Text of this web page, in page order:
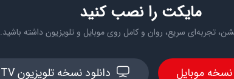
مایکت را نصب کنید
تجربه‌ای سریع، روان و کامل روی موبایل و تلویزیون داشته باشید.
نسخه موبایل دانلود نسخه تلویزیون TV